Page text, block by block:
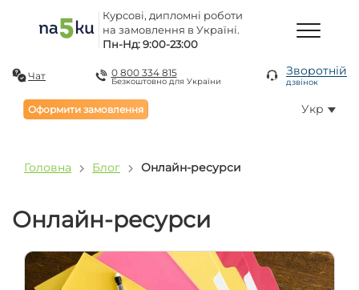
Курсові, дипломні роботи
на замовлення в Україні.
Пн-Нд: 9:00-23:00
Чат 0 800 334 815
Безкоштовно для України
Зворотній
дзвінок
Оформити замовлення Укр
Головна Блог Онлайн-ресурси
Онлайн-ресурси